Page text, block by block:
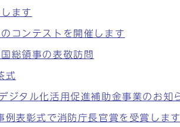
ます
コンテストを開催します
総領事の表敬訪問
式
ジタル化活用促進補助金事業のお
表彰式で消防庁長官賞を受賞します